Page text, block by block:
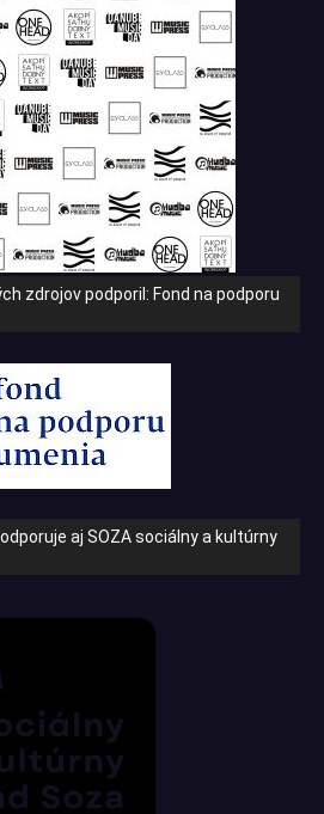
zdrojov podporil: Fond na podporu
aj SOZA sociálny a kultúrny